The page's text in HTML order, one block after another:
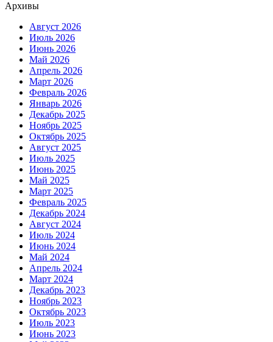
Архивы
Август 2026
Июль 2026
Июнь 2026
Май 2026
Апрель 2026
Март 2026
Февраль 2026
Январь 2026
Декабрь 2025
Ноябрь 2025
Октябрь 2025
Август 2025
Июль 2025
Июнь 2025
Май 2025
Март 2025
Февраль 2025
Декабрь 2024
Август 2024
Июль 2024
Июнь 2024
Май 2024
Апрель 2024
Март 2024
Декабрь 2023
Ноябрь 2023
Октябрь 2023
Июль 2023
Июнь 2023